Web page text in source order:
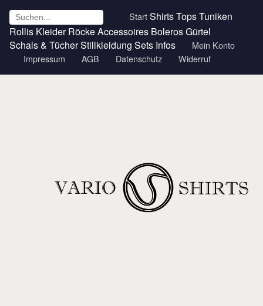
StartShirtsTopsTuniken
Rollis Kleider RöckeAccessoires BolerosGürtel
Schals & TücherStillkleidung Sets Infos
Mein Konto
Impressum
AGB Datenschutz Widerruf